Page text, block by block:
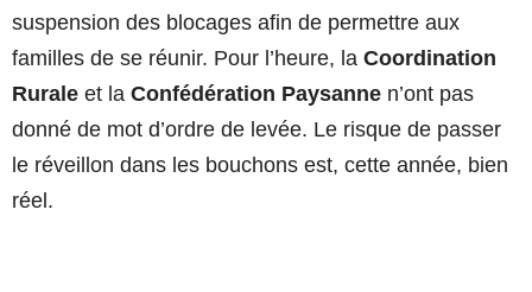
suspension des blocages afin de permettre aux
familles de se réunir. Pour l’heure, la Coordination
Rurale et la Confédération Paysanne n’ont pas
donné de mot d’ordre de levée. Le risque de passer
le réveillon dans les bouchons est, cette année, bien
réel.